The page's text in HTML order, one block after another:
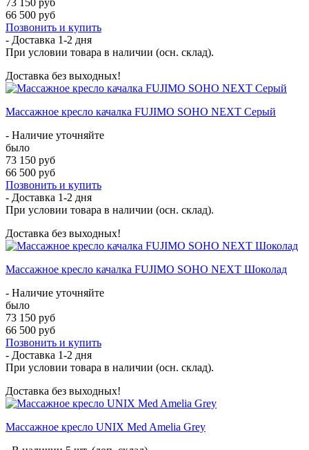
73 150 руб
66 500 руб
Позвонить и купить
- Доставка 1-2 дня
При условии товара в наличии (осн. склад).
Доставка без выходных!
Массажное кресло качалка FUJIMO SOHO NEXT Серый
- Наличие уточняйте
было
73 150 руб
66 500 руб
Позвонить и купить
- Доставка 1-2 дня
При условии товара в наличии (осн. склад).
Доставка без выходных!
Массажное кресло качалка FUJIMO SOHO NEXT Шоколад
- Наличие уточняйте
было
73 150 руб
66 500 руб
Позвонить и купить
- Доставка 1-2 дня
При условии товара в наличии (осн. склад).
Доставка без выходных!
Массажное кресло UNIX Med Amelia Grey